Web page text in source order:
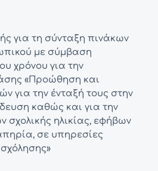
για τη σύνταξη πινάκων
με σύμβαση
χρόνου για την
«Προώθηση και
για την ένταξή τους στην
καθώς και για την
ηλικίας, εφήβων
σε υπηρεσίες